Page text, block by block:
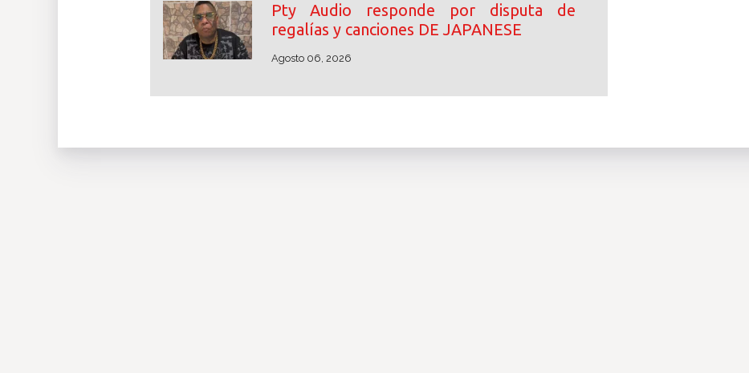
Pty Audio responde por disputa de
regalías y canciones DE JAPANESE
Agosto 06, 2026